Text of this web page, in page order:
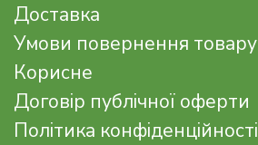
Доставка
Умови повернення товару
Корисне
Договір публічної оферти
Політика конфіденційності